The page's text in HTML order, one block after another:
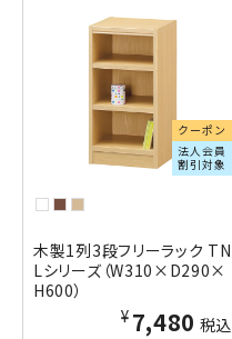
クーポン
法人会員
割引対象
木製1列3段フリーラック TN
Lシリーズ（W310×D290×
H600）
¥7,480 税込